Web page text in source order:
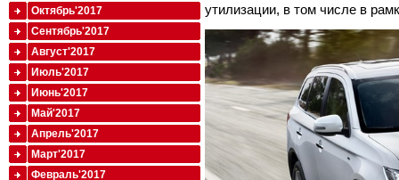
утилизации, в том числе в
Октябрь'2017
Сентябрь'2017
Август'2017
Июль'2017
Июнь'2017
Май'2017
Апрель'2017
Март'2017
Февраль'2017